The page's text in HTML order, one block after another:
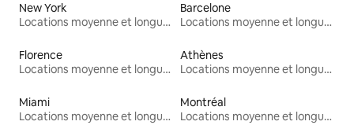
New York
Locations moyenne et longue durée
Barcelone
Locations moyenne et longue durée
Florence
Locations moyenne et longue durée
Athènes
Locations moyenne et longue durée
Miami
Locations moyenne et longue durée
Montréal
Locations moyenne et longue durée